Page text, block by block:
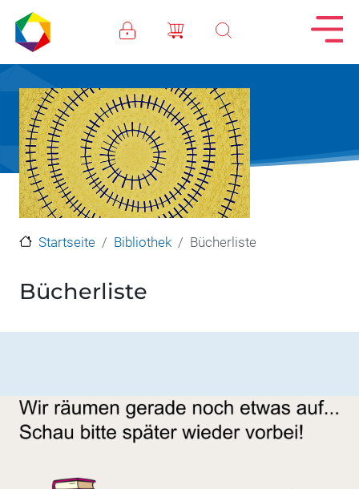
Direkt zum Inhalt
Startseite Bibliothek Bücherliste
Bücherliste